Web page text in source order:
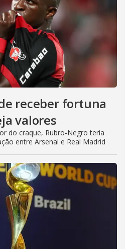
receber fortuna
valores
do craque, Rubro-Negro teria
entre Arsenal e Real Madrid